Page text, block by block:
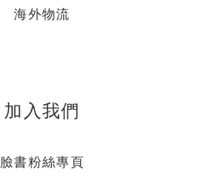
海外物流
加入我們
臉書粉絲專頁